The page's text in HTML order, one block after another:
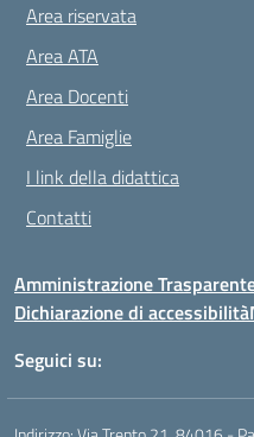
Area riservata
Area ATA
Area Docenti
Area Famiglie
I link della didattica
Contatti
Amministrazione
Dichiarazione di accessibilità
Seguici su: